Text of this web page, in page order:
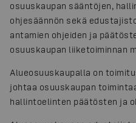
osuuskaupan sääntöjen,
ohjesäännön sekä
antamien ohjeiden ja
osuuskaupan liiketoiminnan
Alueosuuskaupalla on
johtaa osuuskaupan
hallintoelinten päätösten ja